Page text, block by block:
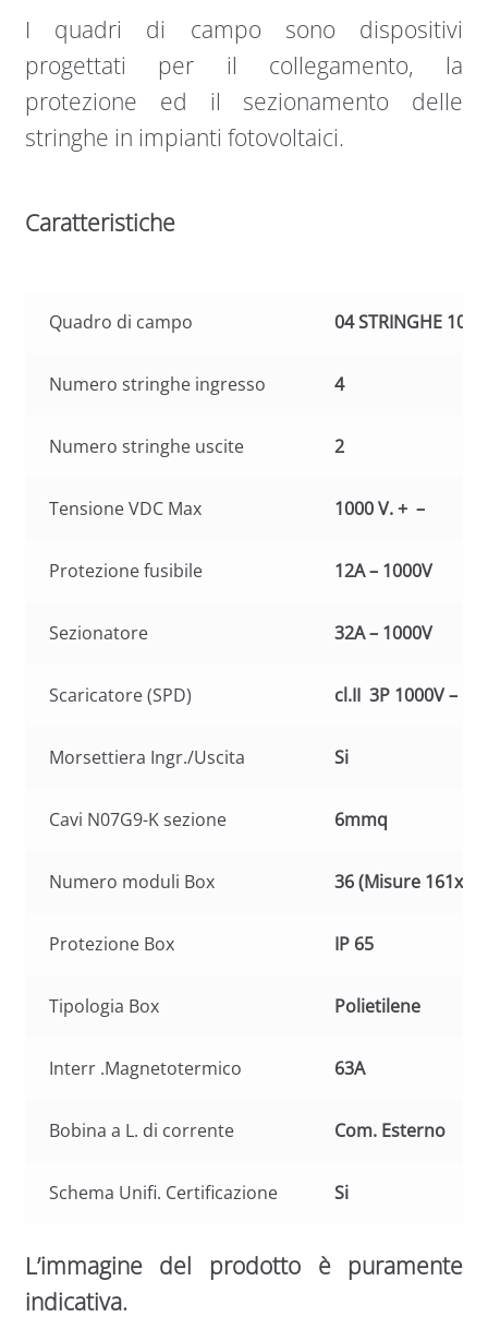
I quadri di campo sono dispositivi
progettati per il collegamento, la
protezione ed il sezionamento delle
stringhe in impianti fotovoltaici.
Caratteristiche
Quadro di campo 04 STRINGHE
Numero stringhe ingresso 4
Numero stringhe uscite 2
Tensione VDC Max 1000 V. + –
Protezione fusibile 12A – 1000V
Sezionatore 32A – 1000V
Scaricatore (SPD) cl.II 3P 1000V –
Morsettiera Ingr./Uscita Si
Cavi N07G9-K sezione 6mmq
Numero moduli Box 36 (Misure
Protezione Box IP 65
Tipologia Box Polietilene
Interr .Magnetotermico 63A
Bobina a L. di corrente Com. Esterno
Schema Unifi. Certificazione Si
L’immagine del prodotto è puramente
indicativa.